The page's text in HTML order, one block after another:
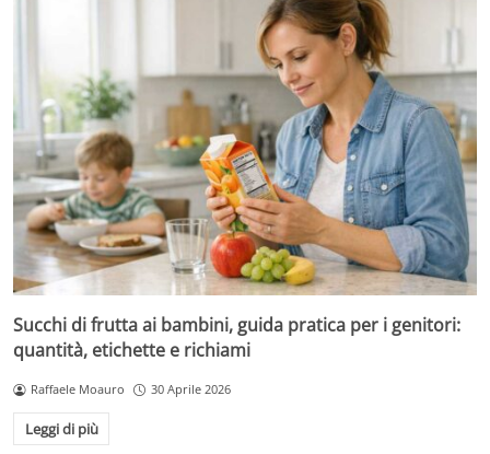
Succhi di frutta ai bambini, guida pratica per i genitori:
quantità, etichette e richiami
Raffaele Moauro 30 Aprile 2026
Leggi di più